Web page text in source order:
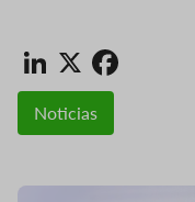
LinkedIn
X
Noticias